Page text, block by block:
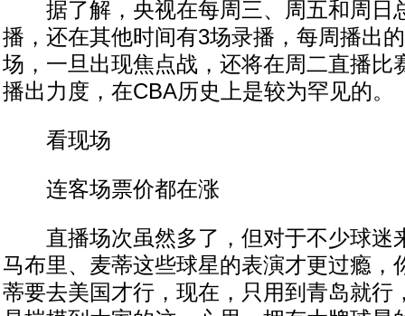
据了解，央视在每周三、周五和周日
播，还在其他时间有3场录播，每周播出
场，一旦出现焦点战，还将在周二直播比
播出力度，在CBA历史上是较为罕见的。
看现场
连客场票价都在涨
直播场次虽然多了，但对于不少球迷
马布里、麦蒂这些球星的表演才更过瘾，
蒂要去美国才行，现在，只用到青岛就行